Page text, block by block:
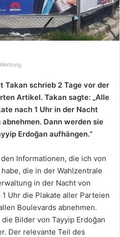
Werbung
Takan schrieb 2 Tage vor der
Artikel. Takan sagte: „Alle
nach 1 Uhr in der Nacht
Dann werden sie
Erdoğan aufhängen.“
Informationen, die ich von
die in der Wahlzentrale
in der Nacht von
Uhr die Plakate aller Parteien
Boulevards abnehmen.
Bilder von Tayyip Erdoğan
Der relevante Teil des